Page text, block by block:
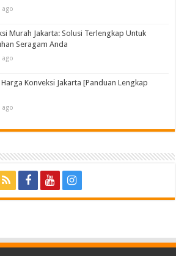
ago
Murah Jakarta: Solusi Terlengkap Untuk
Seragam Anda
ago
Konveksi Jakarta [Panduan Lengkap
ago